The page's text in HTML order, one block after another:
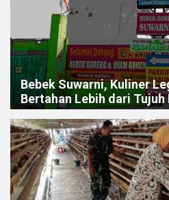
Bebek Suwarni, Kuliner
Bertahan Lebih dari Tujuh